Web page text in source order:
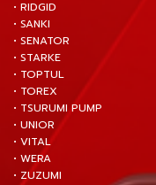
• RIDGID
• SANKI
• SENATOR
• STARKE
• TOPTUL
• TOREX
• TSURUMI PUMP
• UNIOR
• VITAL
• WERA
• ZUZUMI